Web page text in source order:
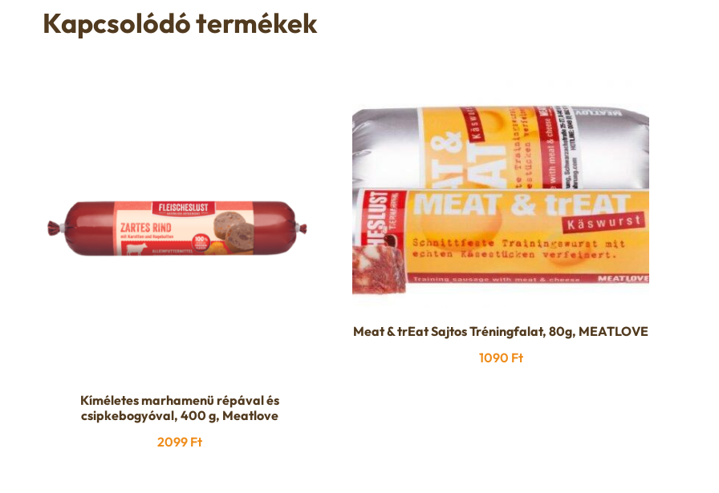
Kapcsolódó termékek
Kíméletes marhamenü répával és
csipkebogyóval, 400 g, Meatlove
2099 Ft
Meat & trEat Sajtos Tréningfalat, 80g, MEATLOVE
1090 Ft